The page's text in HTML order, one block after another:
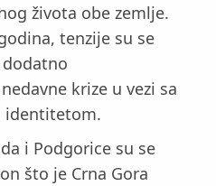
života obe zemlje.
tenzije su se
krize u vezi sa
identitetom.
i Podgorice su se
što je Crna Gora